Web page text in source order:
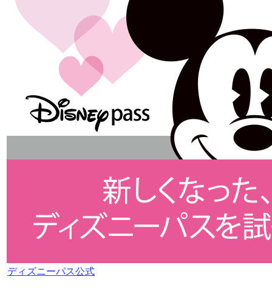
ディズニーパス公式